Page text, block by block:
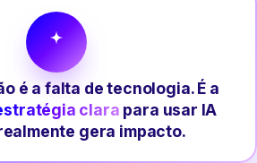
é a falta de tecnologia. É a
clara para usar IA
gera impacto.